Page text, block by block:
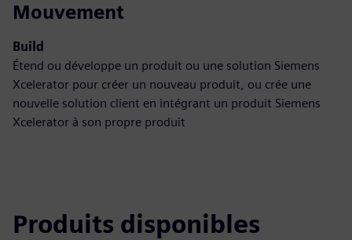
Mouvement
Build
Étend ou développe un produit ou une solution Siemens
Xcelerator pour créer un nouveau produit, ou crée une
nouvelle solution client en intégrant un produit Siemens
Xcelerator à son propre produit
Produits disponibles